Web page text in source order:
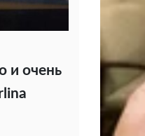
и очень